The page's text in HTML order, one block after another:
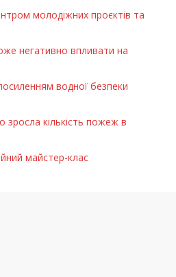
молодіжних проєктів та
негативно впливати на
водної безпеки
зросла кількість пожеж в
майстер-клас